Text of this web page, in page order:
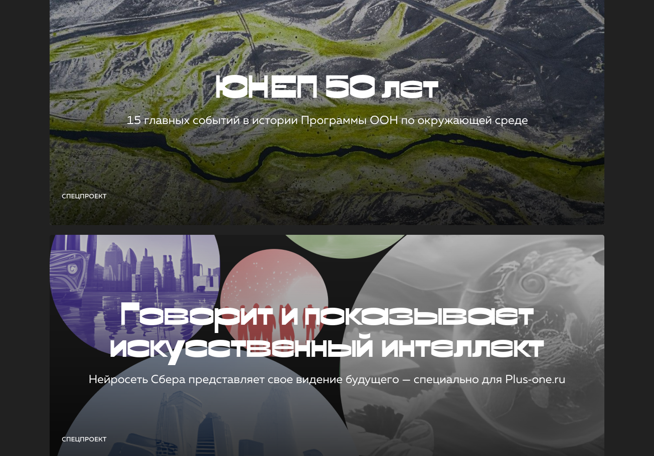
СПЕЦПРОЕКТ
ЮНЕП 50 лет
15 главных событий в истории Программы ООН по окружающей среде
СПЕЦПРОЕКТ
Говорит и показывает
искусственный интеллект
Нейросеть Сбера представляет свое видение будущего — специально для Plus‑one.ru